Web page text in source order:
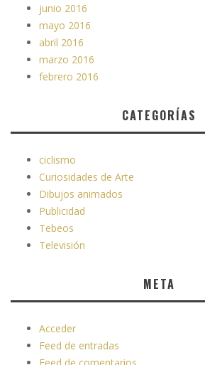
junio 2016
mayo 2016
abril 2016
marzo 2016
febrero 2016
CATEGORÍAS
ciclismo
Curiosidades de Arte
Dibujos animados
Publicidad
Tebeos
Televisión
META
Acceder
Feed de entradas
Feed de comentarios